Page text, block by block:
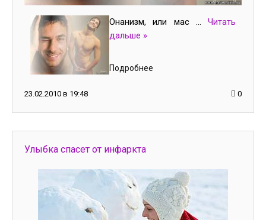
Онанизм, или мас ... Читать
дальше »
Подробнее
23.02.2010 в 19:48 0
Улыбка спасет от инфаркта